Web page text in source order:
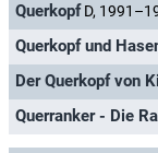
Querkopf D,
Querkopf und
Der Querkopf von
Querranker - Die